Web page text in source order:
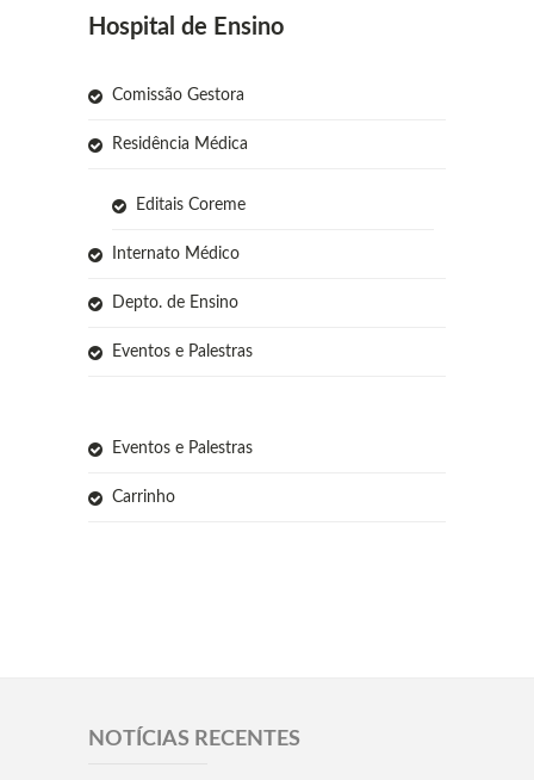
Hospital de Ensino
Comissão Gestora
Residência Médica
Editais Coreme
Internato Médico
Depto. de Ensino
Eventos e Palestras
Eventos e Palestras
Carrinho
NOTÍCIAS RECENTES